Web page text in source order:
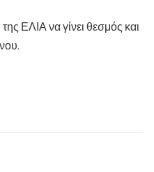
ΕΛΙΑ να γίνει θεσμός και